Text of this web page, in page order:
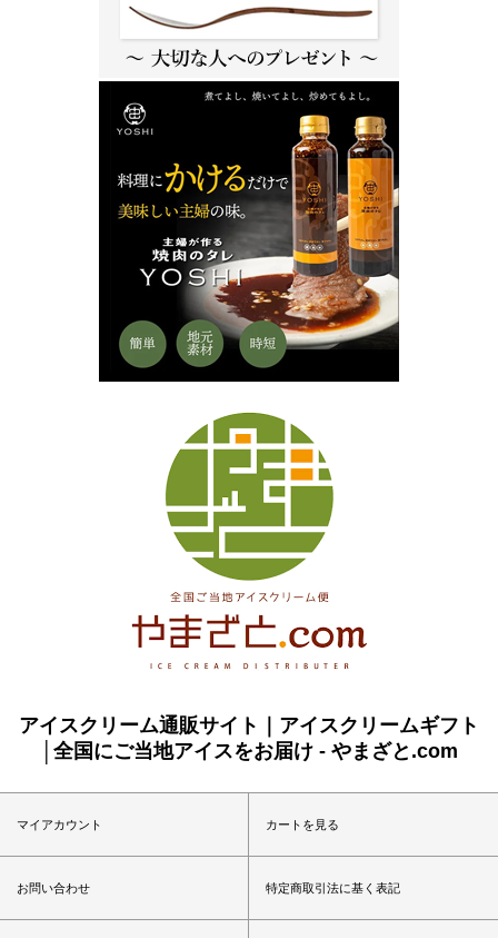
アイスクリーム通販サイト｜アイスクリームギフト
│全国にご当地アイスをお届け - やまざと.com
マイアカウント カートを見る
お問い合わせ 特定商取引法に基く表記